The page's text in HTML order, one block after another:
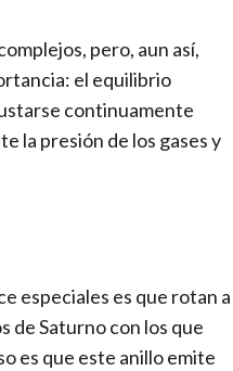
pero, aun así,
el equilibrio
continuamente
la presión de los gases y
especiales es que rotan a
de Saturno con los que
es que este anillo emite